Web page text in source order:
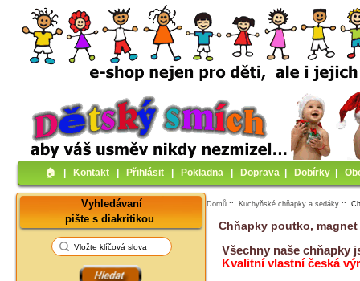
🏠︎ Kontakt Přihlásit Pokladna Doprava Dobírky
Vyhledávaní
pište s diakritikou
Domů :: Kuchyňské chňapky a sedáky ::
Chňapky poutko, magnet
Všechny naše chňapky
Kvalitní vlastní česká